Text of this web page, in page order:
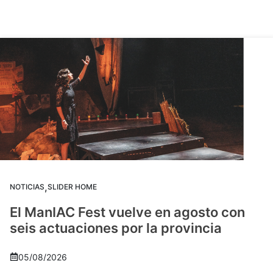
NOTICIAS,SLIDER HOME
El ManIAC Fest vuelve en agosto con
seis actuaciones por la provincia
05/08/2026